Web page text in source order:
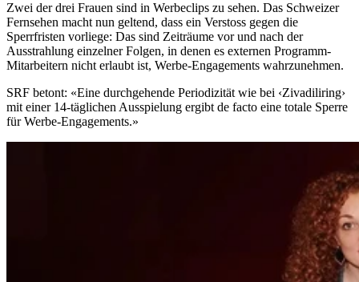
Zwei der drei Frauen sind in Werbeclips zu sehen. Das Schweizer
Fernsehen macht nun geltend, dass ein Verstoss gegen die
Sperrfristen vorliege: Das sind Zeiträume vor und nach der
Ausstrahlung einzelner Folgen, in denen es externen Programm-
Mitarbeitern nicht erlaubt ist, Werbe-Engagements wahrzunehmen.
SRF betont: «Eine durchgehende Periodizität wie bei ‹Zivadiliring›
mit einer 14-täglichen Ausspielung ergibt de facto eine totale Sperre
für Werbe-Engagements.»